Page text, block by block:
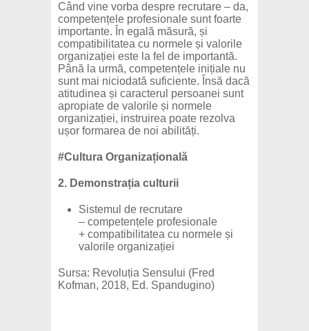
Când vine vorba despre recrutare – da,
competențele profesionale sunt foarte
importante. În egală măsură, și
compatibilitatea cu normele și valorile
organizației este la fel de importantă.
Până la urmă, competențele inițiale nu
sunt mai niciodată suficiente. Însă dacă
atitudinea și caracterul persoanei sunt
apropiate de valorile și normele
organizației, instruirea poate rezolva
ușor formarea de noi abilități.
#Cultura Organizațională
2. Demonstrația culturii
Sistemul de recrutare
– competențele profesionale
+ compatibilitatea cu normele și
valorile organizației
Sursa: Revoluția Sensului (Fred
Kofman, 2018, Ed. Spandugino)